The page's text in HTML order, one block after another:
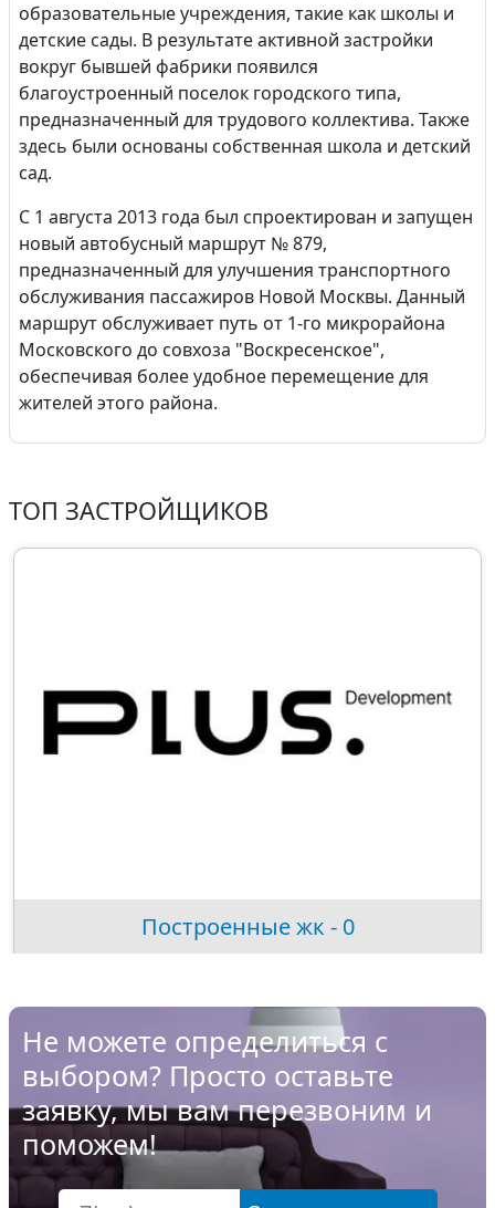
образовательные учреждения, такие как школы и
детские сады. В результате активной застройки
вокруг бывшей фабрики появился
благоустроенный поселок городского типа,
предназначенный для трудового коллектива. Также
здесь были основаны собственная школа и детский
сад.
С 1 августа 2013 года был спроектирован и запущен
новый автобусный маршрут № 879,
предназначенный для улучшения транспортного
обслуживания пассажиров Новой Москвы. Данный
маршрут обслуживает путь от 1-го микрорайона
Московского до совхоза "Воскресенское",
обеспечивая более удобное перемещение для
жителей этого района.
ТОП ЗАСТРОЙЩИКОВ
Построенные жк - 0
Не можете определиться с
выбором? Просто оставьте
заявку, мы вам перезвоним и
поможем!